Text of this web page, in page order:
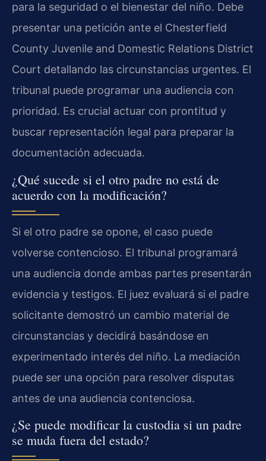
para la seguridad o el bienestar del niño. Debe
presentar una petición ante el Chesterfield
County Juvenile and Domestic Relations District
Court detallando las circunstancias urgentes. El
tribunal puede programar una audiencia con
prioridad. Es crucial actuar con prontitud y
buscar representación legal para preparar la
documentación adecuada.
¿Qué sucede si el otro padre no está de
acuerdo con la modificación?
Si el otro padre se opone, el caso puede
volverse contencioso. El tribunal programará
una audiencia donde ambas partes presentarán
evidencia y testigos. El juez evaluará si el padre
solicitante demostró un cambio material de
circunstancias y decidirá basándose en
experimentado interés del niño. La mediación
puede ser una opción para resolver disputas
antes de una audiencia contenciosa.
¿Se puede modificar la custodia si un padre
se muda fuera del estado?